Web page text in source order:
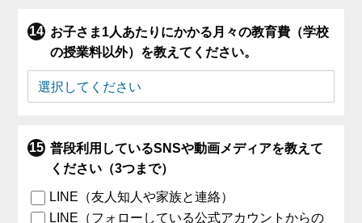
お子さま1人あたりにかかる月々の教育費（学校
の授業料以外）を教えてください。
普段利用しているSNSや動画メディアを教えて
ください（3つまで）
LINE（友人知人や家族と連絡）
LINE（フォローしている公式アカウントからの